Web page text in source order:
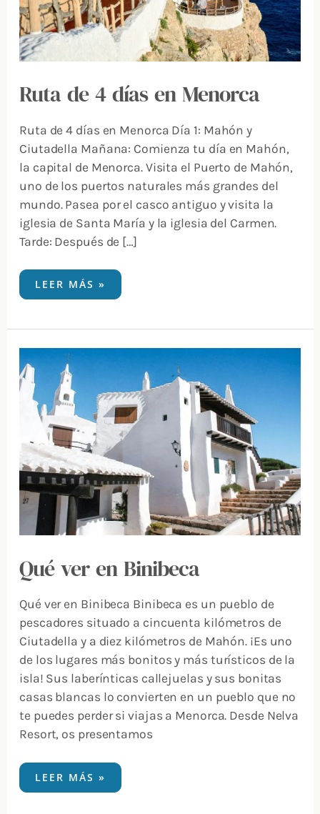
Ruta de 4 días en Menorca
Ruta de 4 días en Menorca Día 1: Mahón y
Ciutadella Mañana: Comienza tu día en Mahón,
la capital de Menorca. Visita el Puerto de Mahón,
uno de los puertos naturales más grandes del
mundo. Pasea por el casco antiguo y visita la
iglesia de Santa María y la iglesia del Carmen.
Tarde: Después de […]
LEER MÁS »
Qué ver en Binibeca
Qué ver en Binibeca Binibeca es un pueblo de
pescadores situado a cincuenta kilómetros de
Ciutadella y a diez kilómetros de Mahón. ¡Es uno
de los lugares más bonitos y más turísticos de la
isla! Sus laberínticas callejuelas y sus bonitas
casas blancas lo convierten en un pueblo que no
te puedes perder si viajas a Menorca. Desde Nelva
Resort, os presentamos
QUÉ
VER
EN
BINIBECA
LEER MÁS »